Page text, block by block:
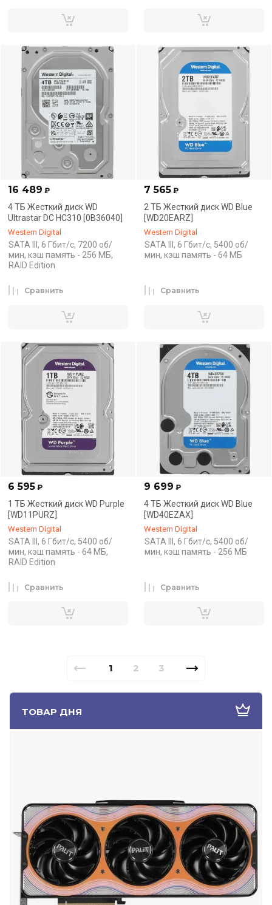
ТОВАР ДНЯ
16 489 ₽
4 ТБ Жесткий диск WD
Ultrastar DC HC310 [0B36040]
Western Digital
SATA III, 6 Гбит/с, 7200 об/
мин, кэш память - 256 МБ,
RAID Edition
Сравнить
7 565 ₽
2 ТБ Жесткий диск WD Blue
[WD20EARZ]
Western Digital
SATA III, 6 Гбит/с, 5400 об/
мин, кэш память - 64 МБ
Сравнить
6 595 ₽
1 ТБ Жесткий диск WD Purple
[WD11PURZ]
Western Digital
SATA III, 6 Гбит/с, 5400 об/
мин, кэш память - 64 МБ,
RAID Edition
Сравнить
9 699 ₽
4 ТБ Жесткий диск WD Blue
[WD40EZAX]
Western Digital
SATA III, 6 Гбит/с, 5400 об/
мин, кэш память - 256 МБ
Сравнить
1 2 3